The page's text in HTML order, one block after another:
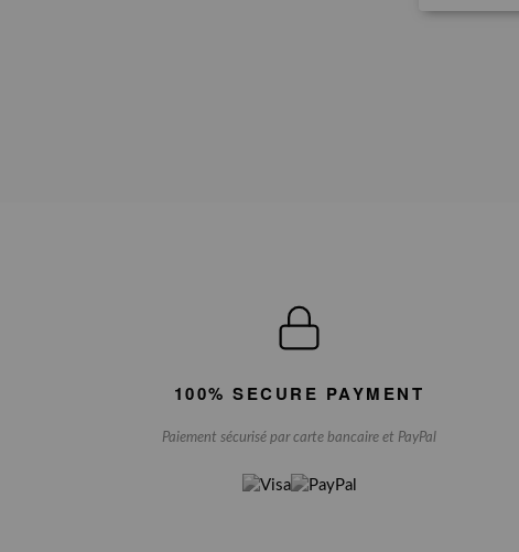
100% SECURE PAYMENT
Paiement sécurisé par carte bancaire et PayPal